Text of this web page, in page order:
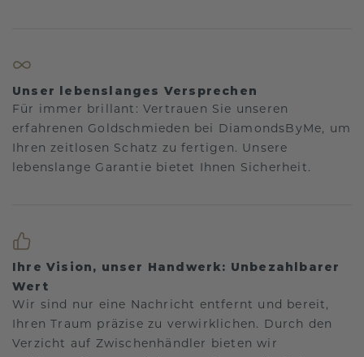
Unser lebenslanges Versprechen
Für immer brillant: Vertrauen Sie unseren
erfahrenen Goldschmieden bei DiamondsByMe, um
Ihren zeitlosen Schatz zu fertigen. Unsere
lebenslange Garantie bietet Ihnen Sicherheit.
Ihre Vision, unser Handwerk: Unbezahlbarer
Wert
Wir sind nur eine Nachricht entfernt und bereit,
Ihren Traum präzise zu verwirklichen. Durch den
Verzicht auf Zwischenhändler bieten wir